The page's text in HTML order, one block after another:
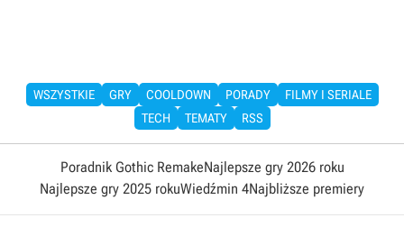
WSZYSTKIE GRY COOLDOWN PORADY
FILMY I SERIALE
TECH
TEMATY RSS
Poradnik Gothic RemakeNajlepsze gry 2026 roku
Najlepsze gry 2025 rokuWiedźmin 4Najbliższe premiery